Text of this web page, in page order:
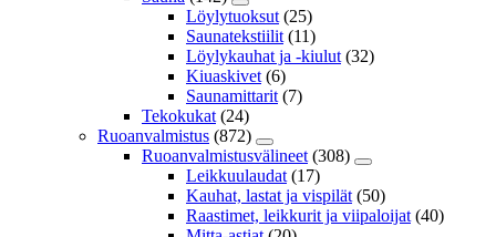
Löylytuoksut (25)
Saunatekstiilit (11)
Löylykauhat ja -kiulut (32)
Kiuaskivet (6)
Saunamittarit (7)
Tekokukat (24)
Ruoanvalmistus (872)
Ruoanvalmistusvälineet (308)
Leikkuulaudat (17)
Kauhat, lastat ja vispilät (50)
Raastimet, leikkurit ja viipaloijat (40)